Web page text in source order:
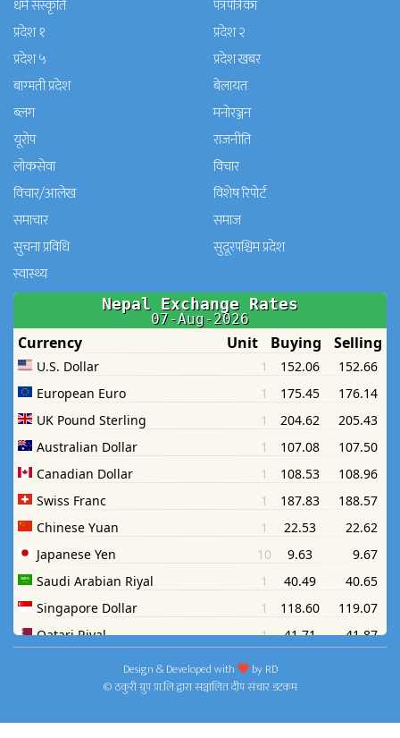
धर्म संस्कृति
पत्रपत्रिका
प्रदेश १
प्रदेश २
प्रदेश ५
प्रदेश खबर
बाग्मती प्रदेश
बेलायत
ब्लग
मनाेरञ्जन
यूरोप
राजनीति
लोकसेवा
विचार
विचार/आलेख
विशेष रिपोर्ट
समाचार
समाज
सुचना प्रविधि
सुदूरपश्चिम प्रदेश
स्वास्थ्य
Design & Developed with byRD
© ठकुरी ग्रुप प्रा.लि द्वारा सञ्चालित दीप संचार डटकम